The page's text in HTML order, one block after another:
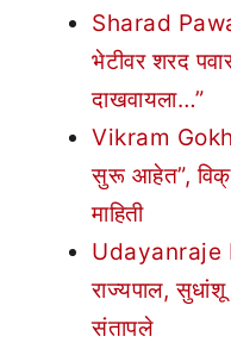
Sharad
भेटीवर शरद
दाखवायला…”
Vikram
सुरू आहेत”,
माहिती
Udayanraje
राज्यपाल, सुधांशू
संतापले